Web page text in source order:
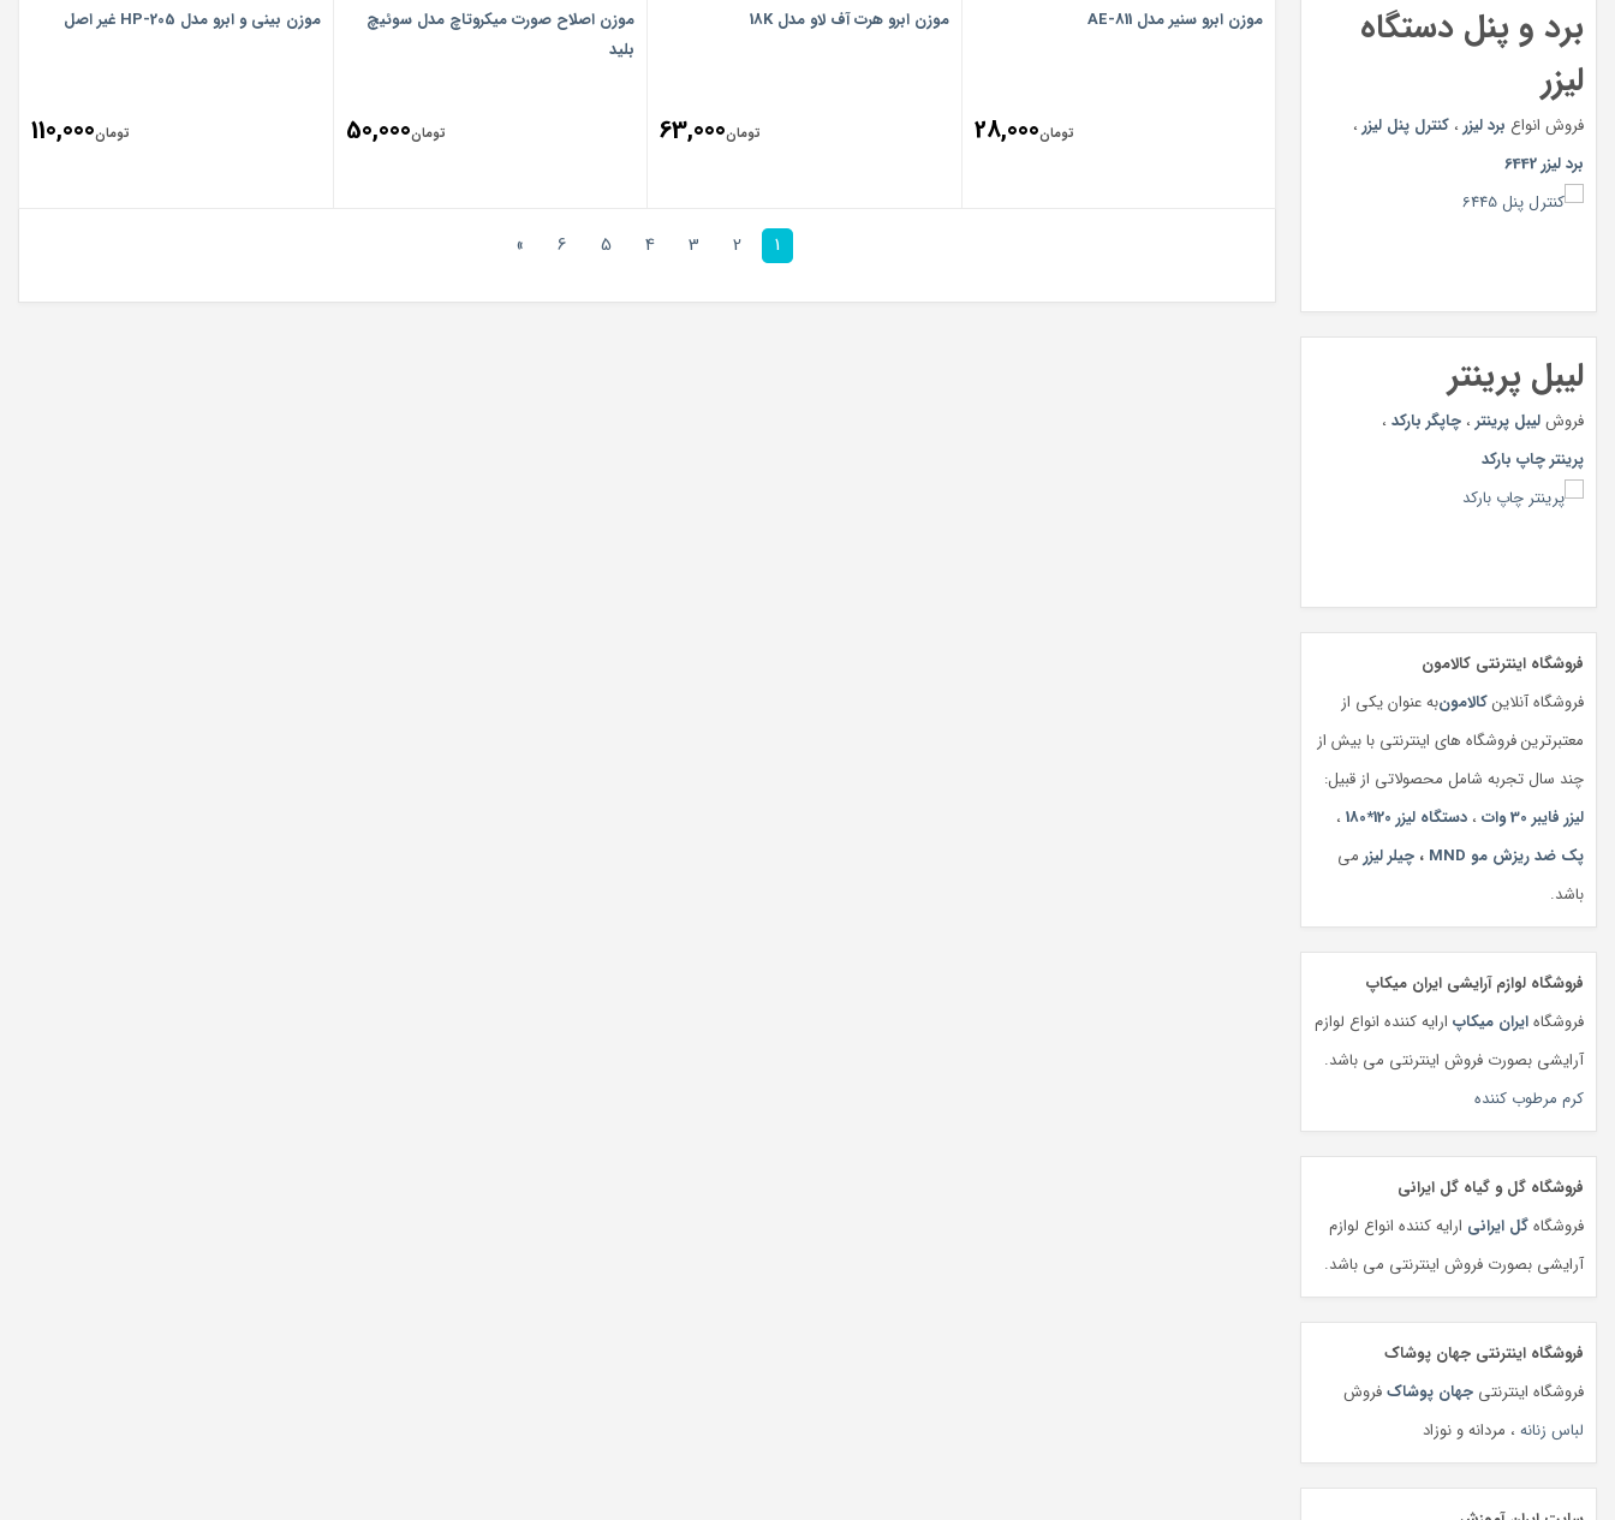
برد و پنل دستگاه
لیزر
فروش انواع برد لیزر ، کنترل پنل لیزر ،
برد لیزر 6442
لیبل پرینتر
فروشلیبل پرینتر ، چاپگر بارکد ،
پرینتر چاپ بارکد
فروشگاه اینترنتی کالامون
فروشگاه آنلاینکالامونبه عنوان یکی از
معتبرترین فروشگاه های اینترنتی با بیش از
چند سال تجربه شامل محصولاتی از قبیل:
لیزر فایبر 30 وات
، دستگاه لیزر 120*180
،
پک ضد ریزش مو MND
، چیلر لیزر می
باشد.
فروشگاه لوازم آرایشی ایران میکاپ
فروشگاهایران میکاپ ارایه کننده انواع لوازم
آرایشی بصورت فروش اینترنتی می باشد.
کرم مرطوب کننده
فروشگاه گل و گیاه گل ایرانی
فروشگاهگل ایرانی ارایه کننده انواع لوازم
آرایشی بصورت فروش اینترنتی می باشد.
فروشگاه اینترنتی جهان پوشاک
فروشگاه اینترنتی جهان پوشاکفروش
لباس زنانه ، مردانه و نوزاد
موزن ابرو سنیر مدل AE-811
تومان28,000
موزن ابرو هرت آف لاو مدل 18K
تومان63,000
موزن اصلاح صورت میکروتاچ مدل سوئیچ
بلید
تومان50,000
موزن بینی و ابرو مدل HP-205 غیر اصل
تومان110,000
1
2
3
4
5
6
»